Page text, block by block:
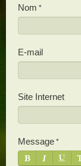
Nom
E-mail
Site Internet
Message